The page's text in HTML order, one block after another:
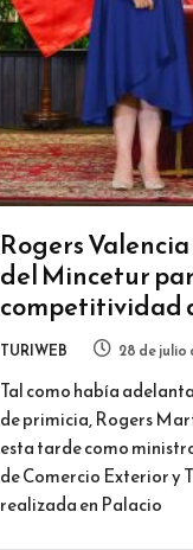
Rogers
del Mincetur
competitividad
TURIWEB 28 de julio
Tal como había
de primicia, Rogers
esta tarde como
de Comercio Exterior y
realizada en Palacio